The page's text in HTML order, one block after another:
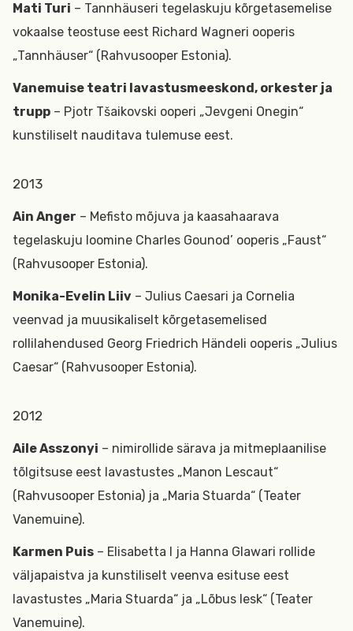
Mati Turi – Tannhäuseri tegelaskuju kõrgetasemelise
vokaalse teostuse eest Richard Wagneri ooperis
„Tannhäuser“ (Rahvusooper Estonia).
Vanemuise teatri lavastusmeeskond, orkester ja
trupp – Pjotr Tšaikovski ooperi „Jevgeni Onegin“
kunstiliselt nauditava tulemuse eest.
2013
Ain Anger – Mefisto mõjuva ja kaasahaarava
tegelaskuju loomine Charles Gounod’ ooperis „Faust“
(Rahvusooper Estonia).
Monika-Evelin Liiv – Julius Caesari ja Cornelia
veenvad ja muusikaliselt kõrgetasemelised
rollilahendused Georg Friedrich Händeli ooperis „Julius
Caesar“ (Rahvusooper Estonia).
2012
Aile Asszonyi – nimirollide särava ja mitmeplaanilise
tõlgitsuse eest lavastustes „Manon Lescaut“
(Rahvusooper Estonia) ja „Maria Stuarda“ (Teater
Vanemuine).
Karmen Puis – Elisabetta I ja Hanna Glawari rollide
väljapaistva ja kunstiliselt veenva esituse eest
lavastustes „Maria Stuarda“ ja „Lõbus lesk“ (Teater
Vanemuine).